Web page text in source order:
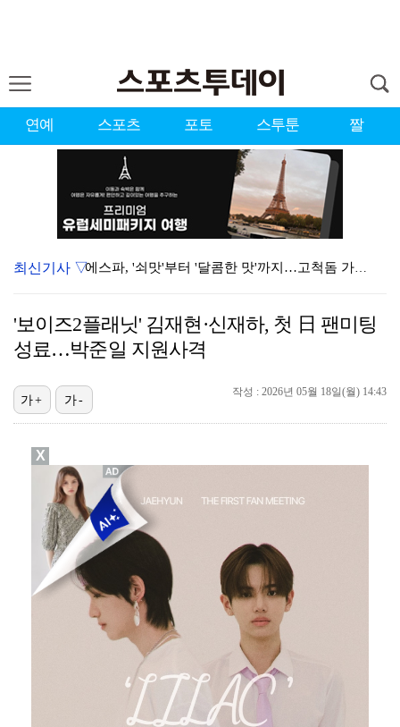
연예 스포츠 포토 스투툰 짤
에스파, '쇠맛'부터 '달콤한 맛'까지…고척돔 가득 채…
블랙핑크, 10주년 행사 논란에 사과 "커뮤니케이션 문…
'첫 승 도전' 장은수 "우승 의식하기보다 내 플레이에…
박지민 아나운서 "발리까지 갔는데…'피의 게임2' 출연…
최신기사 ▽
'보이즈2플래닛' 김재현·신재하, 첫 日 팬미팅
성료…박준일 지원사격
작성 : 2026년 05월 18일(월) 14:43
가+ 가-
X